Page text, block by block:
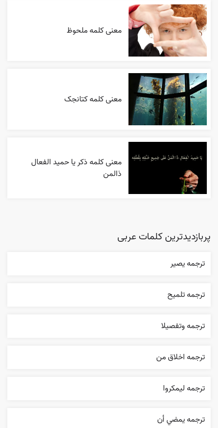
معنی کلمه ملحوظ
معنی کلمه کتانجک
معنی کلمه ذکر یا حمید الفعال
ذالمن
پربازدیدترین کلمات عربی
ترجمه یصیر
ترجمه تلميح
ترجمه وتفصيلا
ترجمه اخلاق من
ترجمه ليمکروا
ترجمه يمضي أن